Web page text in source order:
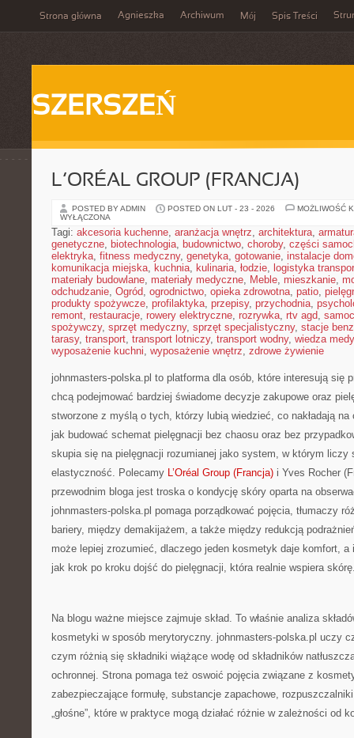
Strona główna Agnieszka Archiwum Mój Spis Treści
SZERSZEŃ
L’ORÉAL GROUP (FRANCJA)
POSTED BY ADMIN POSTED ON LUT - 23 - 2026
MOŻLIWOŚĆ
WYŁĄCZONA
Tagi: akcesoria kuchenne, aranżacja wnętrz, architektura,
genetyczne, biotechnologia, budownictwo, choroby, części
elektryka, fitness medyczny, genetyka, gotowanie, instalacje
komunikacja miejska, kuchnia, kulinaria, łodzie, logistyka
materiały budowlane, materiały medyczne, Meble, mieszkanie,
odchudzanie, Ogród, ogrodnictwo, opieka zdrowotna, patio,
produkty spożywcze, profilaktyka, przepisy, przychodnia,
remont, restauracje, rowery elektryczne, rozrywka, rtv agd,
spożywczy, sprzęt medyczny, sprzęt specjalistyczny, stacje
tarasy, transport, transport lotniczy, transport wodny, wiedza
wyposażenie kuchni, wyposażenie wnętrz, zdrowe żywienie
johnmasters-polska.pl to platforma dla osób, które interesują się
chcą podejmować bardziej świadome decyzje zakupowe oraz
stworzone z myślą o tych, którzy lubią wiedzieć, co nakładają na
jak budować schemat pielęgnacji bez chaosu oraz bez
skupia się na pielęgnacji rozumianej jako system, w którym liczy
elastyczność. Polecamy L’Oréal Group (Francja) i Yves Rocher
przewodnim bloga jest troska o kondycję skóry oparta na
johnmasters-polska.pl pomaga porządkować pojęcia, tłumaczy
bariery, między demakijażem, a także między redukcją
może lepiej zrozumieć, dlaczego jeden kosmetyk daje komfort, a
jak krok po kroku dojść do pielęgnacji, która realnie wspiera
Na blogu ważne miejsce zajmuje skład. To właśnie analiza
kosmetyki w sposób merytoryczny. johnmasters-polska.pl uczy
czym różnią się składniki wiążące wodę od składników
ochronnej. Strona pomaga też oswoić pojęcia związane z
zabezpieczające formułę, substancje zapachowe,
„głośne”, które w praktyce mogą działać różnie w zależności od